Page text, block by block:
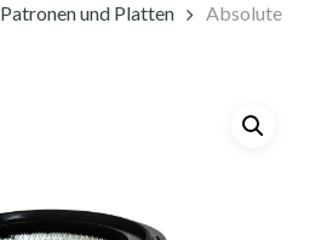
Patronen und Platten
Absolute